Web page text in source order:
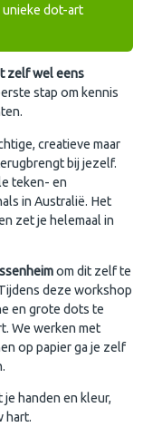
unieke dot-art
zelf wel eens
stap om kennis
creatieve maar
bij jezelf.
teken- en
in Australië. Het
zet je helemaal in
om dit zelf te
deze workshop
en grote dots te
We werken met
op papier ga je zelf
handen en kleur,
hart.